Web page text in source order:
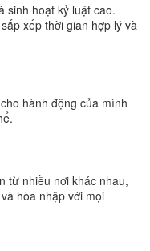
sinh hoạt kỷ luật cao.
xếp thời gian hợp lý và
hành động của mình
từ nhiều nơi khác nhau,
hòa nhập với mọi